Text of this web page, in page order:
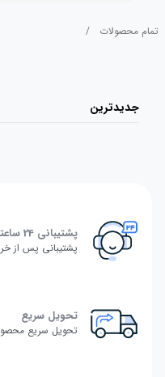
تمام محصولات /
جدیدترین
پشتیبانی 24 ساعته
پشتیبانی پس از
تحویل سریع
تحویل سریع